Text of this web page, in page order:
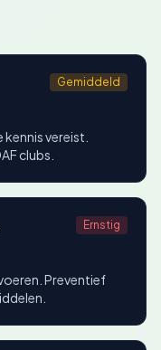
Gemiddeld
vereist.
clubs.
Ernstig
Preventief